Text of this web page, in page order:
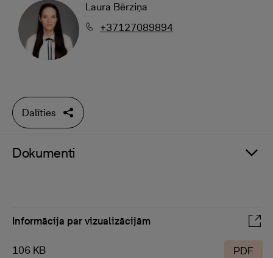
Laura Bērziņa
+37127089894
Dalīties
Dokumenti
Informācija par vizualizācijām
106 KB PDF